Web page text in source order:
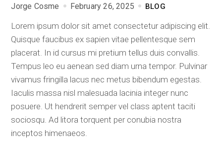
Jorge Cosme February 26, 2025 BLOG
Lorem ipsum dolor sit amet consectetur adipiscing elit.
Quisque faucibus ex sapien vitae pellentesque sem
placerat. In id cursus mi pretium tellus duis convallis.
Tempus leo eu aenean sed diam urna tempor. Pulvinar
vivamus fringilla lacus nec metus bibendum egestas.
Iaculis massa nisl malesuada lacinia integer nunc
posuere. Ut hendrerit semper vel class aptent taciti
sociosqu. Ad litora torquent per conubia nostra
inceptos himenaeos.